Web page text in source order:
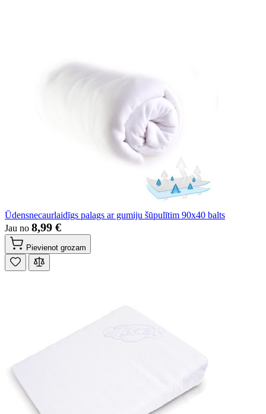
Ūdensnecaurlaidīgs palags ar gumiju šūpulītim 90x40 balts
Jau no 8,99 €
Pievienot grozam